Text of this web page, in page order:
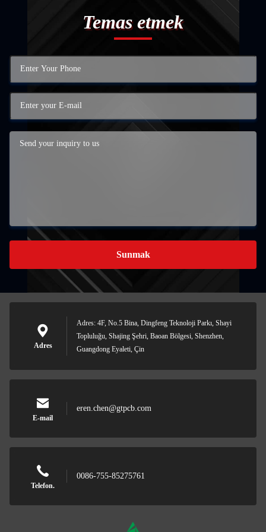
Temas etmek
Sunmak
Adres
Adres: 4F, No.5 Bina, Dingfeng Teknoloji Parkı, Shayi
Topluluğu, Shajing Şehri, Baoan Bölgesi, Shenzhen,
Guangdong Eyaleti, Çin
E-mail
eren.chen@gtpcb.com
Telefon.
0086-755-85275761